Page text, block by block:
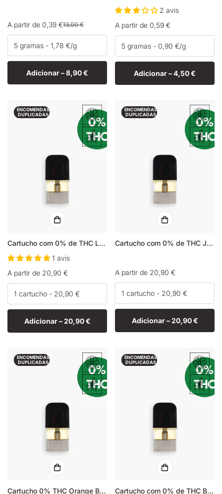
Preço
de
venda
A partir de 0,39 €
Preço
normal
13,00 €
Adicionar –8,90 €
2 avis
Preço
normal
A partir de 0,59 €
Adicionar –4,50 €
ENCOMENDAS
DUPLICADAS
Cartucho com 0% de THC Lemon Haze
1 avis
Preço
normal
A partir de 20,90 €
Adicionar –20,90 €
ENCOMENDAS
DUPLICADAS
Cartucho com 0% de THC Jack Herer
Preço
normal
A partir de 20,90 €
Adicionar –20,90 €
ENCOMENDAS
DUPLICADAS
Cartucho 0% THC Orange Bud
ENCOMENDAS
DUPLICADAS
Cartucho com 0% de THC Banana Cream